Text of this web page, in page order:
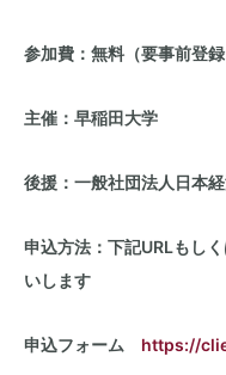
参加費：無料（要事前登録
主催：早稲田大学
後援：一般社団法人日本
申込方法：下記URLもし
いします
申込フォーム https://